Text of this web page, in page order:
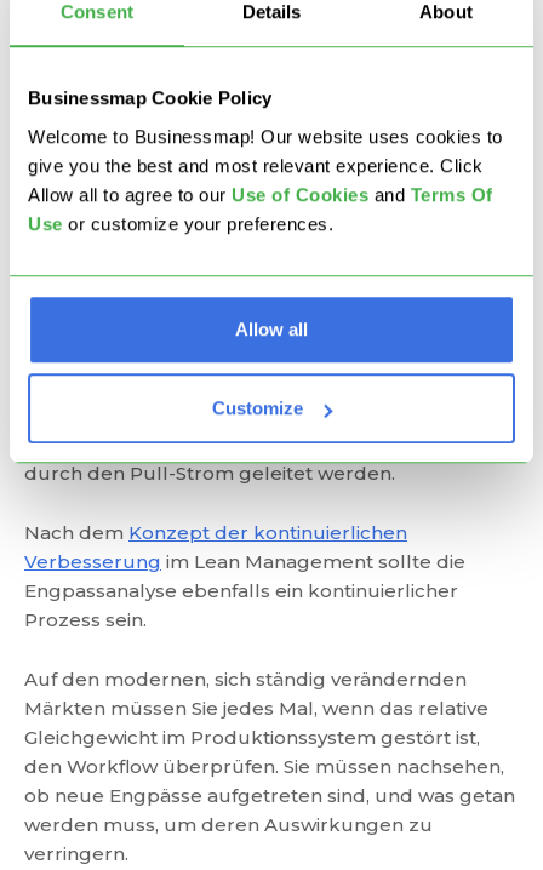
Consent Details About
Businessmap Cookie Policy
Welcome to Businessmap! Our website uses cookies to
give you the best and most relevant experience. Click
Allow all to agree to our Use of Cookies and Terms Of
Use or customize your preferences.
Allow all
Customize
Fügen Sie weitere Personen und Ressourcen
hinzu.Steigern Sie falls möglich die Kapazität des
beschleunigen. Halten Sie jedoch die Augen offen:
werden, wird ein anderer Engpass an einer
anderen Stelle im System auftreten.
Kontinuierliche
Der Schlüssel zu einem guten und produktiven
Flow ist die absolut minimale Unterbrechung des
Prozesses. Die Arbeit muss frei fließen und nur
durch den Pull-Strom geleitet werden.
Nach dem Konzept der kontinuierlichen
Verbesserung im Lean Management sollte die
Engpassanalyse ebenfalls ein kontinuierlicher
Prozess sein.
Auf den modernen, sich ständig verändernden
Märkten müssen Sie jedes Mal, wenn das relative
Gleichgewicht im Produktionssystem gestört ist,
den Workflow überprüfen. Sie müssen nachsehen,
ob neue Engpässe aufgetreten sind, und was getan
werden muss, um deren Auswirkungen zu
verringern.